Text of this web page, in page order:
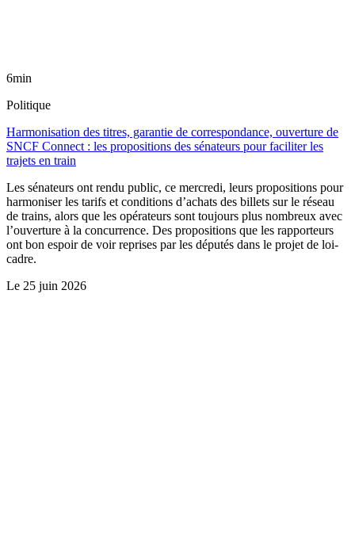
6min
Politique
Harmonisation des titres, garantie de correspondance, ouverture de
SNCF Connect : les propositions des sénateurs pour faciliter les
trajets en train
Les sénateurs ont rendu public, ce mercredi, leurs propositions pour
harmoniser les tarifs et conditions d’achats des billets sur le réseau
de trains, alors que les opérateurs sont toujours plus nombreux avec
l’ouverture à la concurrence. Des propositions que les rapporteurs
ont bon espoir de voir reprises par les députés dans le projet de loi-
cadre.
Le 25 juin 2026